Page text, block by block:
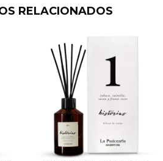
RELACIONADOS